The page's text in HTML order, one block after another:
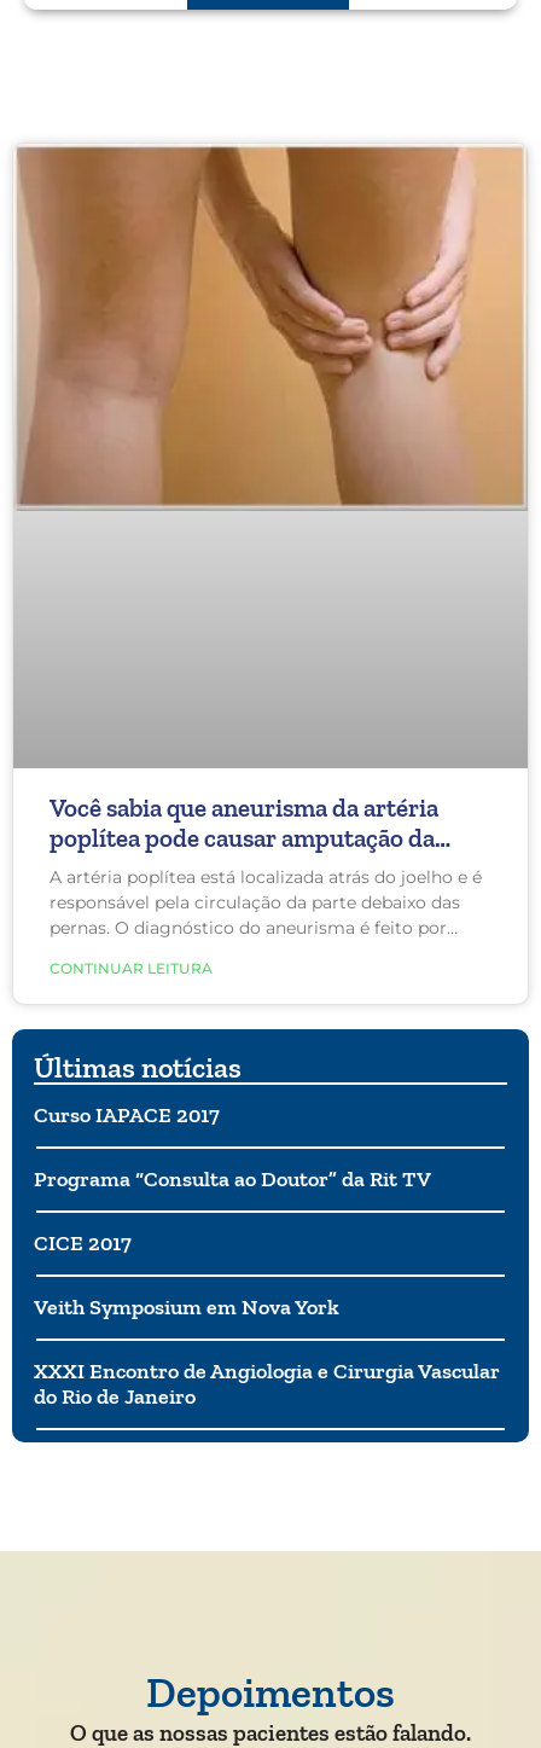
Você sabia que aneurisma da artéria
poplítea pode causar amputação da
perna?
A artéria poplítea está localizada atrás do joelho e é
responsável pela circulação da parte debaixo das
pernas. O diagnóstico do aneurisma é feito por
determinar a localização e o tamanho.
CONTINUAR LEITURA
Últimas notícias
Curso IAPACE 2017
Programa “Consulta ao Doutor” da Rit TV
CICE 2017
Veith Symposium em Nova York
XXXI Encontro de Angiologia e Cirurgia Vascular
do Rio de Janeiro
Depoimentos
O que as nossas pacientes estão falando.